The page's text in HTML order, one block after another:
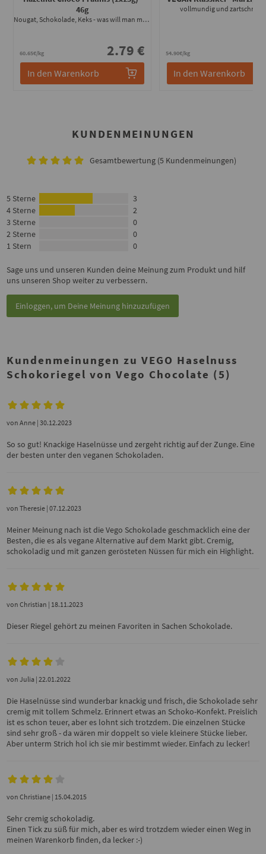
46g
Nougat, Schokolade, Keks - was will man mehr?
60.65€/kg 2.79 €
In den Warenkorb
vollmundig und
54.90€/kg
In den Warenkorb
KUNDENMEINUNGEN
Gesamtbewertung (5 Kundenmeinungen)
5 Sterne
3
4 Sterne
2
3 Sterne
0
2 Sterne
0
1 Stern
0
Sage uns und unseren Kunden deine Meinung zum Produkt und hilf
uns unseren Shop weiter zu verbessern.
Einloggen, um Deine Meinung hinzuzufügen
Kundenmeinungen zu VEGO Haselnuss
Schokoriegel von Vego Chocolate (5)
vonAnne | 30.12.2023
So so gut! Knackige Haselnüsse und zergeht richtig auf der Zunge. Eine
der besten unter den veganen Schokoladen.
vonTheresie | 07.12.2023
Meiner Meinung nach ist die Vego Schokolade geschmacklich eine der
Besten, die es als vegane Alternative auf dem Markt gibt. Cremig,
schokoladig und mit ganzen gerösteten Nüssen für mich ein Highlight.
vonChristian | 18.11.2023
Dieser Riegel gehört zu meinen Favoriten in Sachen Schokolade.
vonJulia | 22.01.2022
Die Haselnüsse sind wunderbar knackig und frisch, die Schokolade sehr
cremig mit tollem Schmelz. Erinnert etwas an Schoko-Konfekt. Preislich
ist es schon teuer, aber es lohnt sich trotzdem. Die einzelnen Stücke
sind sehr groß - da wären mir doppelt so viele kleinere Stücke lieber.
Aber unterm Strich hol ich sie mir bestimmt wieder. Einfach zu lecker!
vonChristiane | 15.04.2015
Sehr cremig schokoladig.
Einen Tick zu süß für mich, aber es wird trotzdem wieder einen Weg in
meinen Warenkorb finden, da lecker :-)